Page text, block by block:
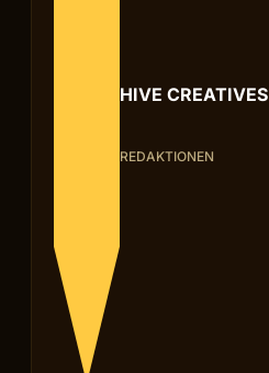
HIVE CREATIVES
REDAKTIONEN